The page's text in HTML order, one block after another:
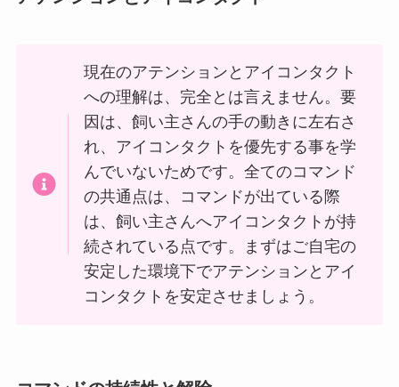
現在のアテンションとアイコンタクト
への理解は、完全とは言えません。要
因は、飼い主さんの手の動きに左右さ
れ、アイコンタクトを優先する事を学
んでいないためです。全てのコマンド
の共通点は、コマンドが出ている際
は、飼い主さんへアイコンタクトが持
続されている点です。まずはご自宅の
安定した環境下でアテンションとアイ
コンタクトを安定させましょう。